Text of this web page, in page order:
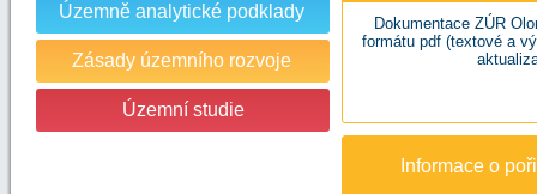
Územně analytické podklady
Zásady územního rozvoje
Územní studie
Dokumentace ZÚR
formátu pdf (textové a
Informace o